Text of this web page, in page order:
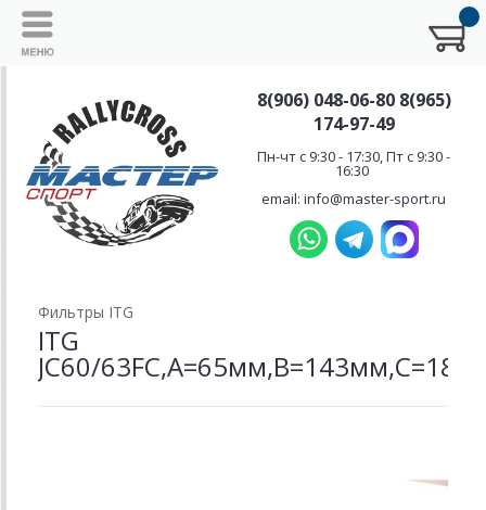
8(906) 048-06-80 8(965)
174-97-49
Пн-чт с 9:30 - 17:30, Пт с 9:30 -
16:30
email: info@master-sport.ru
Фильтры ITG
ITG
JC60/